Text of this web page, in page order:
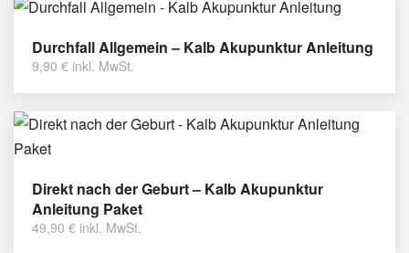
Durchfall Allgemein – Kalb Akupunktur Anleitung
9,90 € inkl. MwSt.
Direkt nach der Geburt – Kalb Akupunktur
Anleitung Paket
49,90 € inkl. MwSt.